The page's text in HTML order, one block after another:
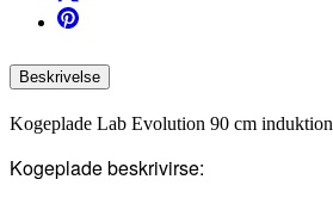
Beskrivelse
Kogeplade Lab Evolution 90 cm induktion
Kogeplade beskrivirse: